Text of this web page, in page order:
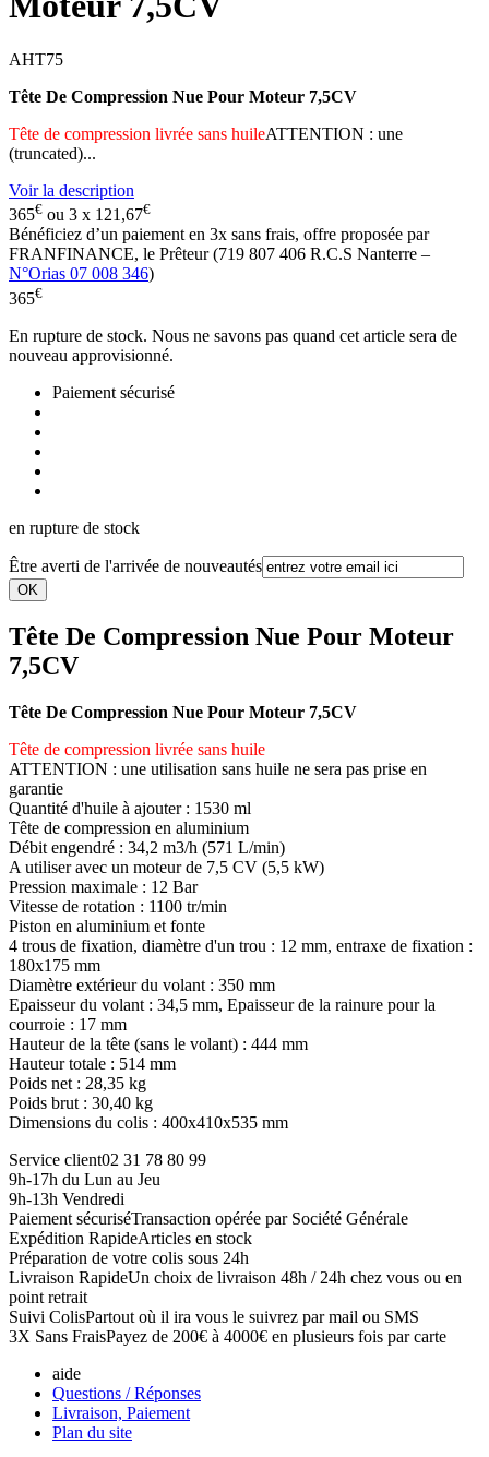
AHT75
Tête De Compression Nue Pour Moteur 7,5CV
Tête de compression livrée sans huileATTENTION : une
(truncated)...
Voir la description
365€ ou 3 x 121,67€
Bénéficiez d’un paiement en 3x sans frais, offre proposée par
FRANFINANCE, le Prêteur (719 807 406 R.C.S Nanterre –
N°Orias 07 008 346)
365€
En rupture de stock. Nous ne savons pas quand cet article sera de
nouveau approvisionné.
Paiement sécurisé
en rupture de stock
Être averti de l'arrivée de nouveautés
Tête De Compression Nue Pour Moteur
7,5CV
Tête De Compression Nue Pour Moteur 7,5CV
Tête de compression livrée sans huile
ATTENTION : une utilisation sans huile ne sera pas prise en
garantie
Quantité d'huile à ajouter : 1530 ml
Tête de compression en aluminium
Débit engendré : 34,2 m3/h (571 L/min)
A utiliser avec un moteur de 7,5 CV (5,5 kW)
Pression maximale : 12 Bar
Vitesse de rotation : 1100 tr/min
Piston en aluminium et fonte
4 trous de fixation, diamètre d'un trou : 12 mm, entraxe de fixation :
180x175 mm
Diamètre extérieur du volant : 350 mm
Epaisseur du volant : 34,5 mm, Epaisseur de la rainure pour la
courroie : 17 mm
Hauteur de la tête (sans le volant) : 444 mm
Hauteur totale : 514 mm
Poids net : 28,35 kg
Poids brut : 30,40 kg
Dimensions du colis : 400x410x535 mm
Service client02 31 78 80 99
9h-17h du Lun au Jeu
9h-13h Vendredi
Paiement sécuriséTransaction opérée par Société Générale
Expédition RapideArticles en stock
Préparation de votre colis sous 24h
Livraison RapideUn choix de livraison 48h / 24h chez vous ou en
point retrait
Suivi ColisPartout où il ira vous le suivrez par mail ou SMS
3X Sans FraisPayez de 200€ à 4000€ en plusieurs fois par carte
aide
Questions / Réponses
Livraison, Paiement
Plan du site